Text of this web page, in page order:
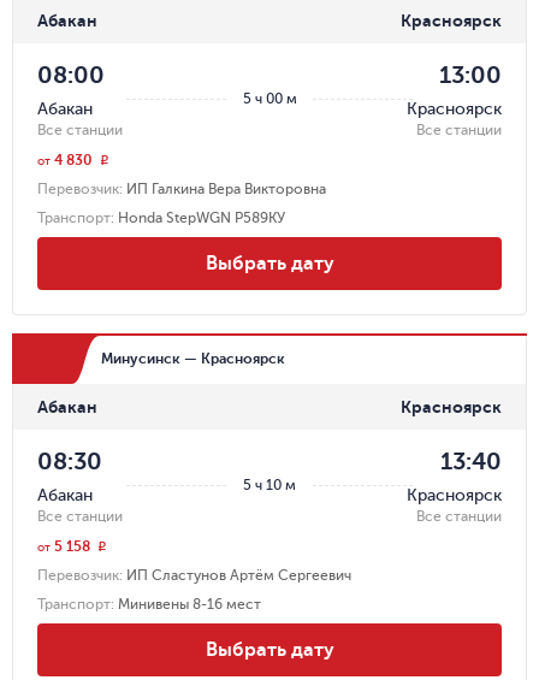
Абакан Красноярск
5 ч 00 м
08:00
Абакан
Все станции
13:00
Красноярск
Все станции
Перевозчик: ИП Галкина Вера Викторовна
Транспорт: Honda StepWGN Р589КУ
от 4 830 r
Выбрать дату
Минусинск — Красноярск
Абакан Красноярск
5 ч 10 м
08:30
Абакан
Все станции
13:40
Красноярск
Все станции
Перевозчик: ИП Сластунов Артём Сергеевич
Транспорт: Минивены 8-16 мест
от 5 158 r
Выбрать дату